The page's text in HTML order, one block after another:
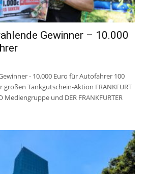
Gewinner – 10.000
- 10.000 Euro für Autofahrer 100
Tankgutschein-Aktion FRANKFURT
Mediengruppe und DER FRANKFURTER